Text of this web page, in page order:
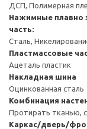
ДСП, Полимерная
Нажимные плавно
часть:
Сталь,
Пластмассовые
Ацеталь пластик
Накладная шина
Оцинкованная сталь
Комбинация
Протирать тканью,
Каркас/дверь/